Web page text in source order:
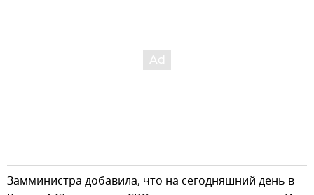
Замминистра добавила, что на сегодняшний день в